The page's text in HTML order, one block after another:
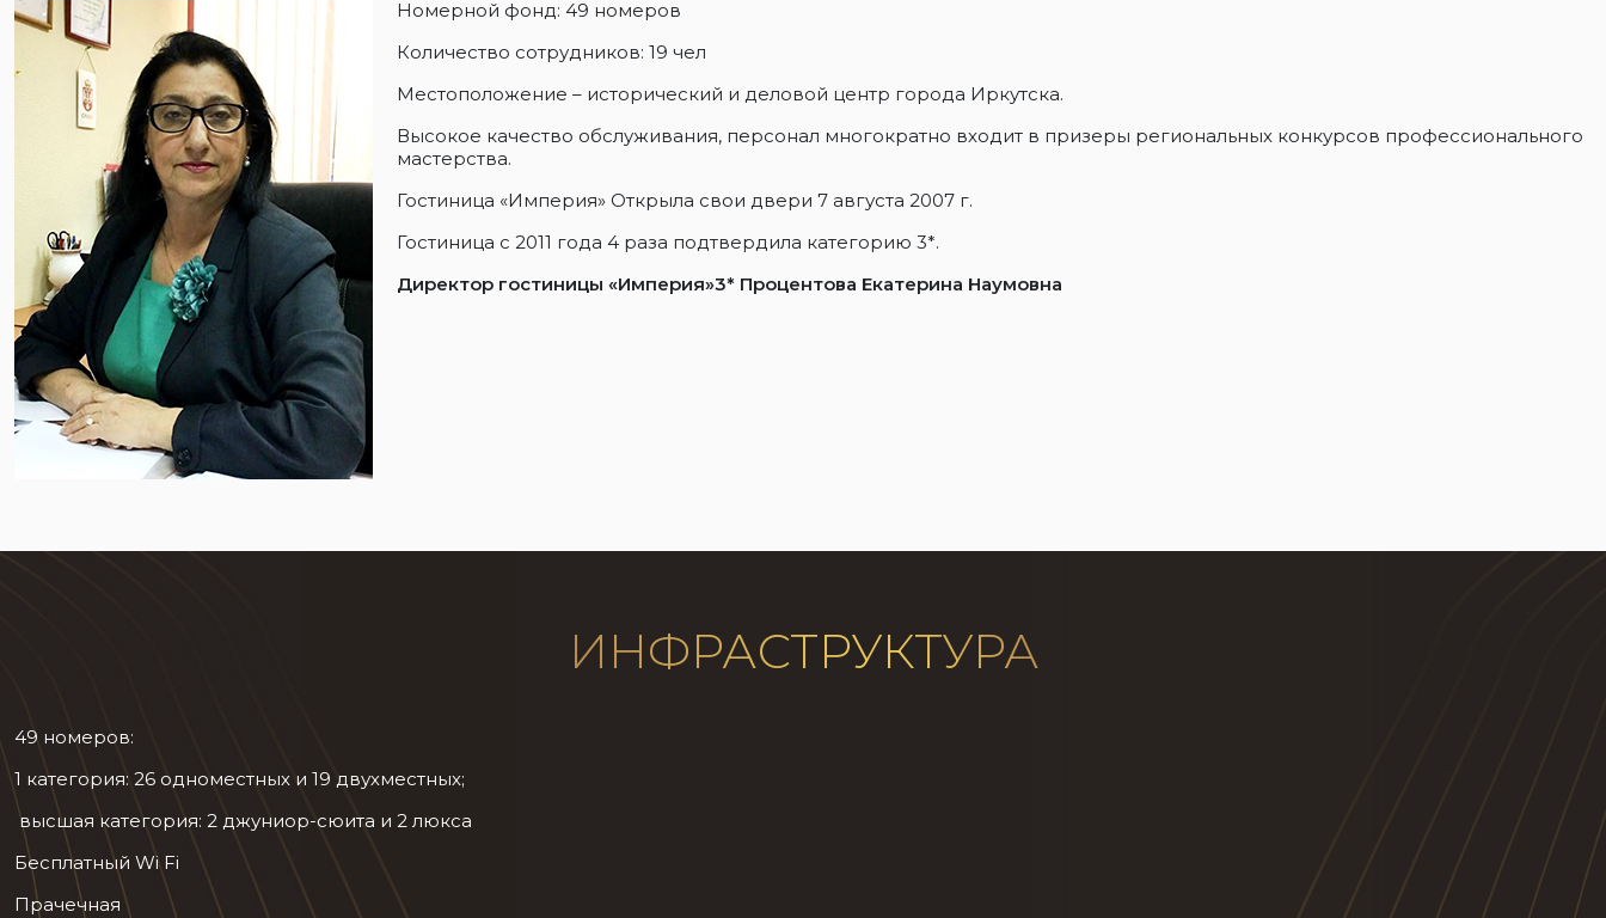
Номерной фонд: 49 номеров
Количество сотрудников: 19 чел
Местоположение – исторический и деловой центр города Иркутска.
Высокое качество обслуживания, персонал многократно входит в призеры региональных конкурсов профессионального
мастерства.
Гостиница «Империя» Открыла свои двери 7 августа 2007 г.
Гостиница с 2011 года 4 раза подтвердила категорию 3*.
Директор гостиницы «Империя»3* Процентова Екатерина Наумовна
ИНФРАСТРУКТУРА
49 номеров:
1 категория: 26 одноместных и 19 двухместных;
высшая категория: 2 джуниор-сюита и 2 люкса
Бесплатный Wi Fi
Прачечная